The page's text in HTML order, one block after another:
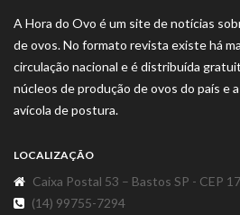
A Hora do Ovo é um site de notícias
de ovos. No formato revista existe há
circulação nacional e é distribuída
núcleos de produção de ovos do país e
avícola de postura.
LOCALIZAÇÃO
Caixa Postal 53 – Bastos SP - CEP
(14) 99755-7294